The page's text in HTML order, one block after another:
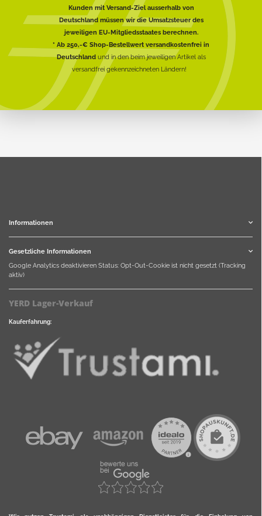
Kunden mit Versand-Ziel ausserhalb von
Deutschland müssen wir die Umsatzsteuer des
jeweiligen EU-Mitgliedsstaates berechnen.
* Ab 250,-€ Shop-Bestellwert versandkostenfrei in
Deutschlandund in den beim jeweiligen Artikel als
versandfrei gekennzeichneten Ländern!
Informationen
Gesetzliche Informationen
Google Analytics deaktivieren Status: Opt-Out-Cookie ist nicht gesetzt (Tracking
aktiv)
YERD Lager-Verkauf
Kauferfahrung: